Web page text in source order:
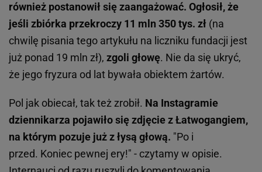
również postanowił się zaangażować. Ogłosił, że
jeśli zbiórka przekroczy 11 mln 350 tys. zł (na
chwilę pisania tego artykułu na liczniku fundacji jest
już ponad 19 mln zł), zgoli głowę. Nie da się ukryć,
że jego fryzura od lat bywała obiektem żartów.
Pol jak obiecał, tak też zrobił. Na Instagramie
dziennikarza pojawiło się zdjęcie z Łatwogangiem,
na którym pozuje już z łysą głową. "Po i
przed. Koniec pewnej ery!" - czytamy w opisie.